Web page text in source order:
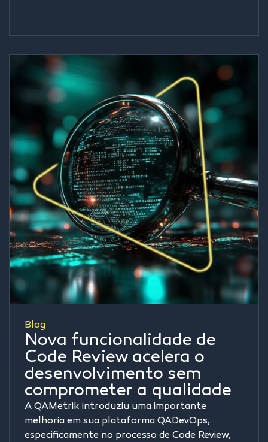
Blog
Nova funcionalidade de
Code Review acelera o
desenvolvimento sem
comprometer a qualidade
A QAMetrik introduziu uma importante
melhoria em sua plataforma QADevOps,
especificamente no processo de Code Review,